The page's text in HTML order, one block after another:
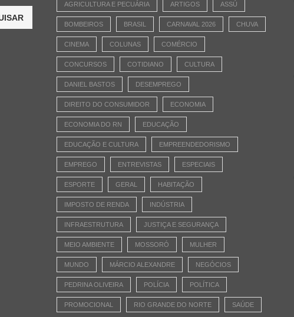
AGRICULTURA E PECUÁRIA ARTIGOS ASSÚ
BOMBEIROS BRASIL CARNAVAL 2026 CHUVA
CINEMA COLUNAS COMÉRCIO
CONCURSOS COTIDIANO CULTURA
DANIEL BASTOS DESEMPREGO
DIREITO DO CONSUMIDOR ECONOMIA
ECONOMIA DO RN EDUCAÇÃO
EDUCAÇÃO E CULTURA EMPREENDEDORISMO
EMPREGO ENTREVISTAS ESPECIAIS
ESPORTE GERAL HABITAÇÃO
IMPOSTO DE RENDA INDÚSTRIA
INFRAESTRUTURA JUSTIÇA E SEGURANÇA
MEIO AMBIENTE MOSSORÓ MULHER
MUNDO MÁRCIO ALEXANDRE NEGÓCIOS
PEDRINA OLIVEIRA POLÍCIA POLÍTICA
PROMOCIONAL RIO GRANDE DO NORTE SAÚDE